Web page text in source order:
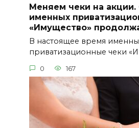
Меняем чеки на
именных
«Имущество»
В настоящее время
приватизационные чеки
0 167